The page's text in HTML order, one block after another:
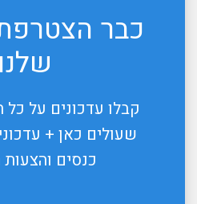
כבר
קבלו עדכונים על
שעולים כאן +
כנסים והצעות